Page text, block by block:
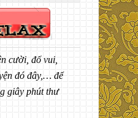
cười, đố vui,
đó đây,… để
giây phút thư